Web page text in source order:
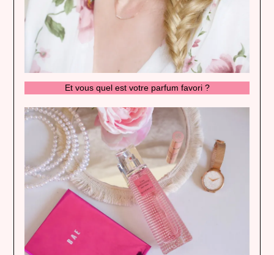
Et vous quel est votre parfum favori ?